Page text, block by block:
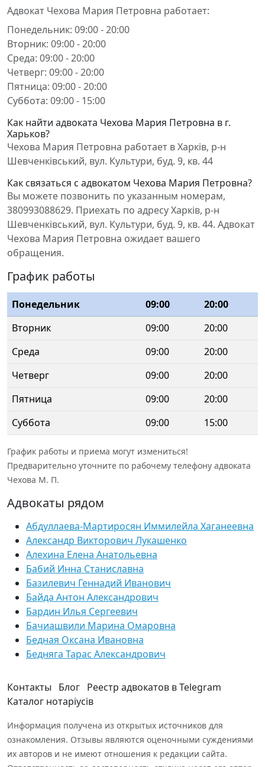
Адвокат Чехова Мария Петровна работает:
Понедельник: 09:00 - 20:00
Вторник: 09:00 - 20:00
Среда: 09:00 - 20:00
Четверг: 09:00 - 20:00
Пятница: 09:00 - 20:00
Суббота: 09:00 - 15:00
Как найти адвоката Чехова Мария Петровна в г.
Харьков?
Чехова Мария Петровна работает в Харків, р-н
Шевченківський, вул. Культури, буд. 9, кв. 44
Как связаться с адвокатом Чехова Мария Петровна?
Вы можете позвонить по указанным номерам,
380993088629. Приехать по адресу Харків, р-н
Шевченківський, вул. Культури, буд. 9, кв. 44. Адвокат
Чехова Мария Петровна ожидает вашего
обращения.
График работы
Понедельник 09:00
20:00
Вторник
09:00
20:00
Среда
09:00
20:00
Четверг
09:00
20:00
Пятница
09:00
20:00
Суббота
09:00 15:00
График работы и приема могут измениться!
Предварительно уточните по рабочему телефону адвоката
Чехова М. П.
Адвокаты рядом
Абдуллаева-Мартиросян Иммилейла Хаганеевна
Александр Викторович Лукашенко
Алехина Елена Анатольевна
Бабий Инна Станиславна
Базилевич Геннадий Иванович
Байда Антон Александрович
Бардин Илья Сергеевич
Бачиашвили Марина Омаровна
Бедная Оксана Ивановна
Бедняга Тарас Александрович
Контакты Блог Реестр адвокатов в Telegram
Каталог нотаріусів
Информация получена из открытых источников для
ознакомления. Отзывы являются оценочными суждениями
их авторов и не имеют отношения к редакции сайта.